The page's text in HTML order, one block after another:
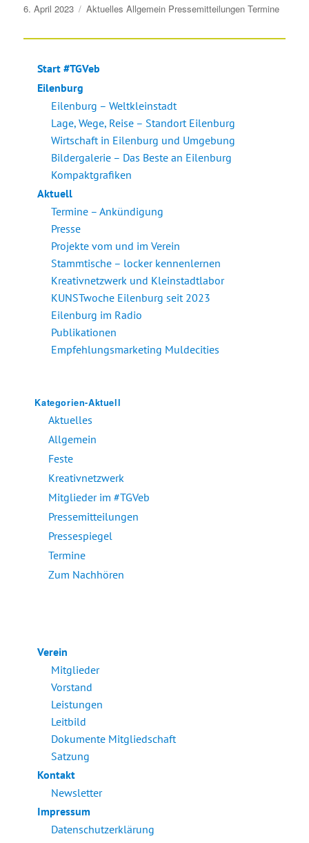
Veröffentlicht
6. April 2023 Aktuelles Allgemein Pressemitteilungen Termine
Start #TGVeb
Eilenburg
Eilenburg – Weltkleinstadt
Lage, Wege, Reise – Standort Eilenburg
Wirtschaft in Eilenburg und Umgebung
Bildergalerie – Das Beste an Eilenburg
Kompaktgrafiken
Aktuell
Termine – Ankündigung
Presse
Projekte vom und im Verein
Stammtische – locker kennenlernen
Kreativnetzwerk und Kleinstadtlabor
KUNSTwoche Eilenburg seit 2023
Eilenburg im Radio
Publikationen
Empfehlungsmarketing Muldecities
Kategorien-Aktuell
Aktuelles
Allgemein
Feste
Kreativnetzwerk
Mitglieder im #TGVeb
Pressemitteilungen
Pressespiegel
Termine
Zum Nachhören
Verein
Mitglieder
Vorstand
Leistungen
Leitbild
Dokumente Mitgliedschaft
Satzung
Kontakt
Newsletter
Impressum
Datenschutzerklärung